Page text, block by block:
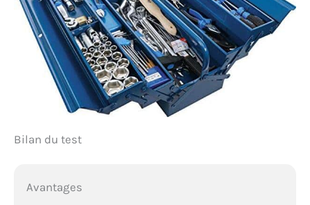
Bilan du test
Avantages